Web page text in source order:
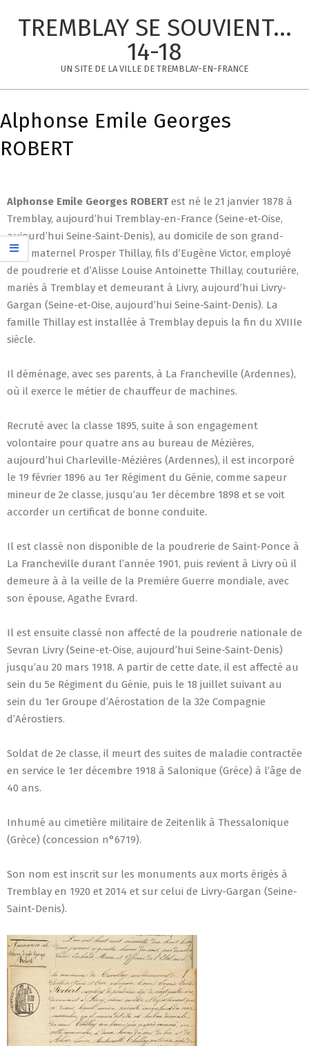
TREMBLAY SE SOUVIENT...
14-18
UN SITE DE LA VILLE DE TREMBLAY-EN-FRANCE
Navigation
Menu
Alphonse Emile Georges
ROBERT
Alphonse Emile Georges ROBERTest né le 21 janvier 1878 à
Tremblay, aujourd’hui Tremblay-en-France (Seine-et-Oise,
aujourd’hui Seine-Saint-Denis), au domicile de son grand-
père maternel Prosper Thillay, fils d’Eugène Victor, employé
de poudrerie et d’Alisse Louise Antoinette Thillay, couturière,
mariés à Tremblay et demeurant à Livry, aujourd’hui Livry-
Gargan (Seine-et-Oise, aujourd’hui Seine-Saint-Denis). La
famille Thillay est installée à Tremblay depuis la fin du XVIIIe
siècle.
Il déménage, avec ses parents, à La Francheville (Ardennes),
où il exerce le métier de chauffeur de machines.
Recruté avec la classe 1895, suite à son engagement
volontaire pour quatre ans au bureau de Mézières,
aujourd’hui Charleville-Mézières (Ardennes), il est incorporé
le 19 février 1896 au 1er Régiment du Génie, comme sapeur
mineur de 2e classe, jusqu’au 1er décembre 1898 et se voit
accorder un certificat de bonne conduite.
Il est classé non disponible de la poudrerie de Saint-Ponce à
La Francheville durant l’année 1901, puis revient à Livry où il
demeure à à la veille de la Première Guerre mondiale, avec
son épouse, Agathe Evrard.
Il est ensuite classé non affecté de la poudrerie nationale de
Sevran Livry (Seine-et-Oise, aujourd’hui Seine-Saint-Denis)
jusqu’au 20 mars 1918. A partir de cette date, il est affecté au
sein du 5e Régiment du Génie, puis le 18 juillet suivant au
sein du 1er Groupe d’Aérostation de la 32e Compagnie
d’Aérostiers.
Soldat de 2e classe, il meurt des suites de maladie contractée
en service le 1er décembre 1918 à Salonique (Grèce) à l’âge de
40 ans.
Inhumé au cimetière militaire de Zeitenlik à Thessalonique
(Grèce) (concession n°6719).
Son nom est inscrit sur les monuments aux morts érigés à
Tremblay en 1920 et 2014 et sur celui de Livry-Gargan (Seine-
Saint-Denis).